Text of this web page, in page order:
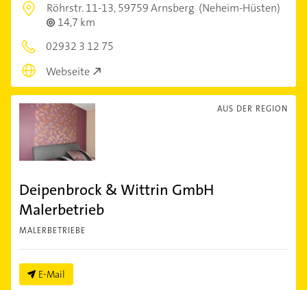
Röhrstr. 11-13,59759 Arnsberg (Neheim-Hüsten)
14,7 km
02932 3 12 75
Webseite
AUS DER REGION
Deipenbrock & Wittrin GmbH
Malerbetrieb
MALERBETRIEBE
E-Mail